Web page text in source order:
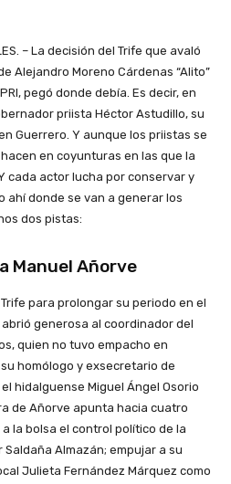
– La decisión del Trife que avaló
Alejandro Moreno Cárdenas “Alito”
pegó donde debía. Es decir, en
priista Héctor Astudillo, su
Guerrero. Y aunque los priistas se
en coyunturas en las que la
cada actor lucha por conservar y
ahí donde se van a generar los
dos pistas:
Manuel Añorve
para prolongar su periodo en el
generosa al coordinador del
quien no tuvo empacho en
homólogo y exsecretario de
hidalguense Miguel Ángel Osorio
de Añorve apunta hacia cuatro
la bolsa el control político de la
Almazán; empujar a su
Julieta Fernández Márquez como